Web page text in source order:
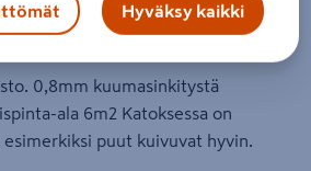
EAN-koodi :6417538999012
0,8mm kuumasinkitystä
ala 6m2 Katoksessa on
puut kuivuvat hyvin.
Hyväksy kaikki